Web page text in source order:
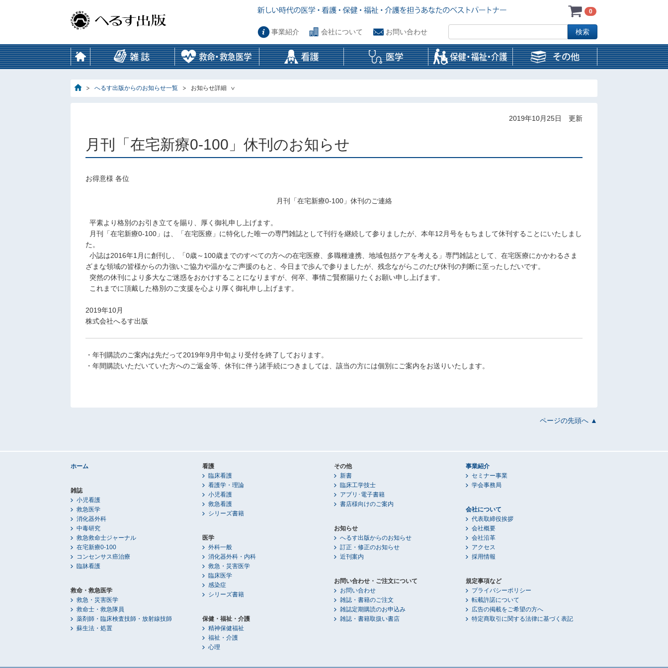
0
事業紹介 会社について お問い合わせ
へるす出版からのお知らせ一覧 お知らせ詳細
2019年10月25日 更新
月刊「在宅新療0-100」休刊のお知らせ
お得意様 各位
月刊「在宅新療0-100」休刊のご連絡
平素より格別のお引き立てを賜り、厚く御礼申し上げます。
月刊「在宅新療0-100」は、「在宅医療」に特化した唯一の専門雑誌として刊行を継続して参りましたが、本年12月号をもちまして休刊することにいたしまし
た。
小誌は2016年1月に創刊し、「0歳～100歳までのすべての方への在宅医療、多職種連携、地域包括ケアを考える」専門雑誌として、在宅医療にかかわるさま
ざまな領域の皆様からの力強いご協力や温かなご声援のもと、今日まで歩んで参りましたが、残念ながらこのたび休刊の判断に至ったしだいです。
突然の休刊により多大なご迷惑をおかけすることになりますが、何卒、事情ご賢察賜りたくお願い申し上げます。
これまでに頂戴した格別のご支援を心より厚く御礼申し上げます。
2019年10月
株式会社へるす出版
・年刊購読のご案内は先だって2019年9月中旬より受付を終了しております。
・年間購読いただいていた方へのご返金等、休刊に伴う諸手続につきましては、該当の方には個別にご案内をお送りいたします。
ページの先頭へ ▲
ホーム
雑誌
小児看護
救急医学
消化器外科
中毒研究
救急救命士ジャーナル
在宅新療0-100
コンセンサス癌治療
臨牀看護
救命・救急医学
救急・災害医学
救命士・救急隊員
薬剤師・臨床検査技師・放射線技師
蘇生法・処置
看護
臨床看護
看護学・理論
小児看護
救急看護
シリーズ書籍
医学
外科一般
消化器外科・内科
救急・災害医学
臨床医学
感染症
シリーズ書籍
保健・福祉・介護
精神保健福祉
福祉・介護
心理
その他
新書
臨床工学技士
アプリ･電子書籍
書店様向けのご案内
お知らせ
へるす出版からのお知らせ
訂正・修正のお知らせ
近刊案内
お問い合わせ・ご注文について
お問い合わせ
雑誌・書籍のご注文
雑誌定期購読のお申込み
雑誌・書籍取扱い書店
事業紹介
セミナー事業
学会事務局
会社について
代表取締役挨拶
会社概要
会社沿革
アクセス
採用情報
規定事項など
プライバシーポリシー
転載許諾について
広告の掲載をご希望の方へ
特定商取引に関する法律に基づく表記